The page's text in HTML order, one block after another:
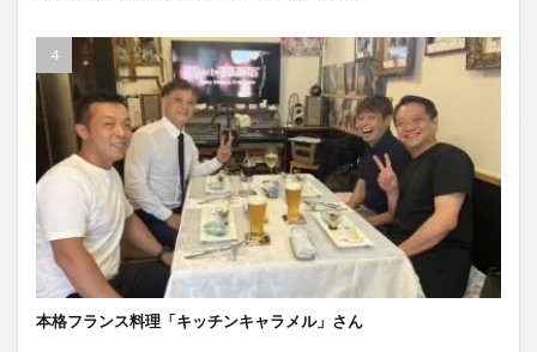
本格フランス料理「キッチンキャラメル」さん